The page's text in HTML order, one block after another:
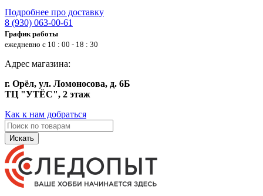
Подробнее про доставку
8 (930) 063-00-61
График работы
ежедневно с 10 : 00 - 18 : 30
Адрес магазина:
г. Орёл, ул. Ломоносова, д. 6Б
ТЦ "УТЁС", 2 этаж
Как к нам добраться
Искать